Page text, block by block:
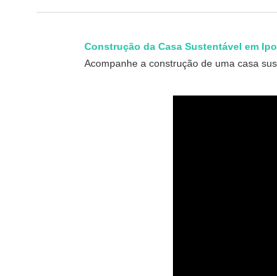
Construção da Casa Sustentável em
Acompanhe a construção de uma casa